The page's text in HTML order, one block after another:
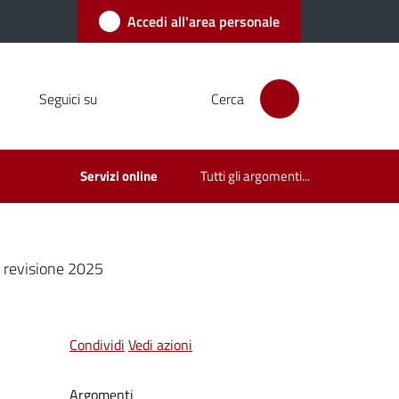
Accedi all'area personale
Seguici su Cerca
Servizi online Tutti gli argomenti...
2025
Condividi Vedi azioni
Argomenti